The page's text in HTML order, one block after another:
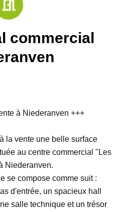
commercial
à Niederanven +++
la vente une belle surface
au centre commercial "Les
Niederanven.
se compose comme suit :
d'entrée, un spacieux hall
salle technique et un trésor